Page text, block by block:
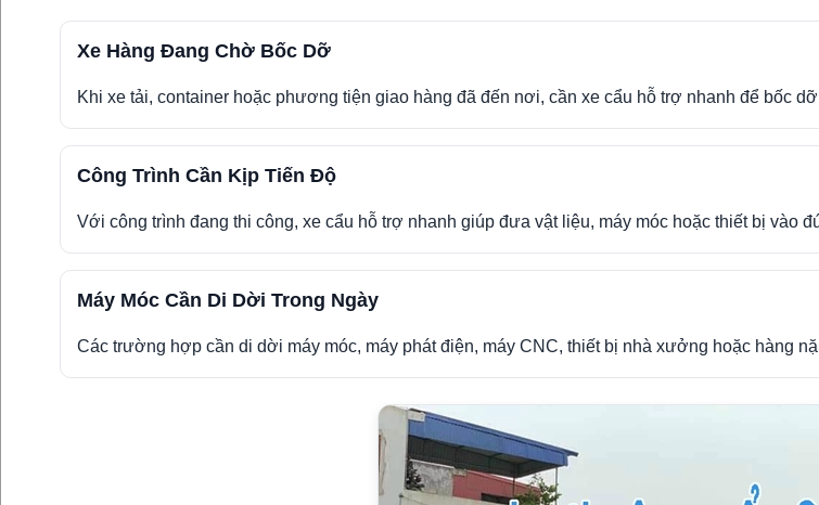
Xe Hàng Đang Chờ Bốc Dỡ
Khi xe tải, container hoặc phương tiện giao hàng đã đến nơi, cần xe cẩu hỗ trợ nhanh để bốc
Công Trình Cần Kịp Tiến Độ
Với công trình đang thi công, xe cẩu hỗ trợ nhanh giúp đưa vật liệu, máy móc hoặc thiết bị vào
Máy Móc Cần Di Dời Trong Ngày
Các trường hợp cần di dời máy móc, máy phát điện, máy CNC, thiết bị nhà xưởng hoặc hàng